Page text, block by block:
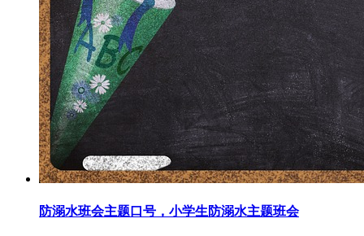
防溺水班会主题口号，小学生防溺水主题班会